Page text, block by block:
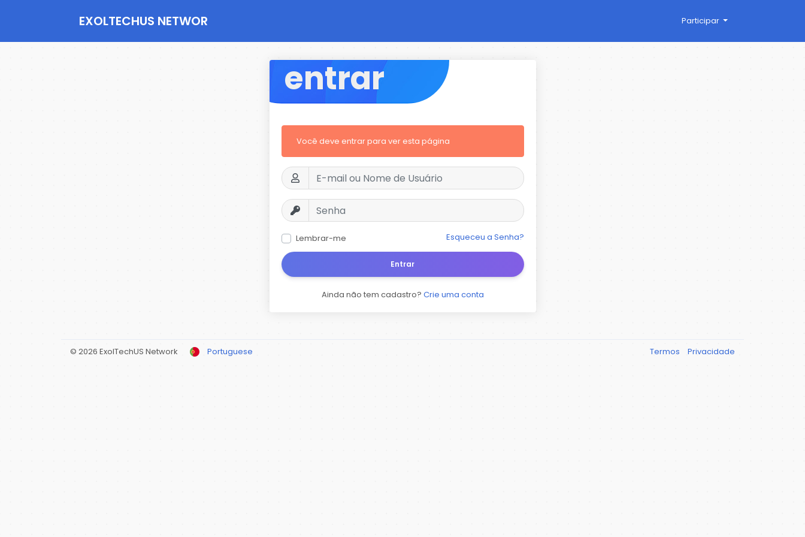
EXOLTECHUS NETWOR Participar
entrar
Você deve entrar para ver esta página
Lembrar-me Esqueceu a Senha?
Entrar
Ainda não tem cadastro? Crie uma conta
© 2026 ExolTechUS Network Portuguese Termos Privacidade